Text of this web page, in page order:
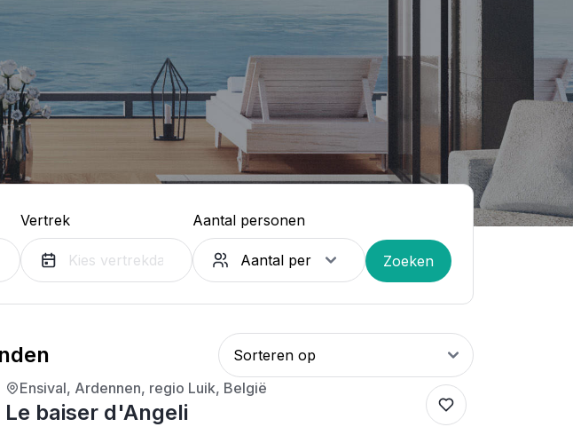
Vertrek Aantal personen
Zoeken
Ensival, Ardennen, regio Luik, België
Le baiser d'Angeli